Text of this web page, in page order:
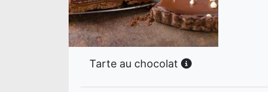
Tarte au chocolat